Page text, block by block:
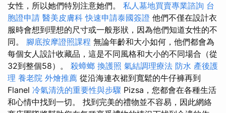
女性，所以她們特別注意她們。 私人墓地買賣專業諮詢 台
胞證申請 醫美皮膚科 快速申請泰國簽證 他們不僅在設計衣
服時會想到理想的尺寸或一般形狀，因為他們知道女性的不
同。 腳底按摩證照課程 無論年齡和大小如何，他們都會為
每個女人設計收藏品，這是不同風格和大小的不同場合（從
32到整個58）。 殺蟑螂 換護照 氣結調理療法 防水 產後護
理 養老院 外燴推薦 從沿海連衣裙到寬鬆的牛仔褲再到
Flanel 冷氣清洗的重要性與步驟 Pizsa，您都會在各種生活
和心情中找到一切。 找到完美的禮物並不容易，因此網絡